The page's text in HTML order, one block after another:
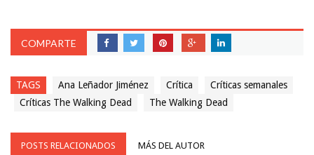
COMPARTE
TAGS Ana Leñador Jiménez Crítica
Críticas semanales
Críticas The Walking Dead
The Walking Dead
POSTS RELACIONADOS MÁS DEL AUTOR